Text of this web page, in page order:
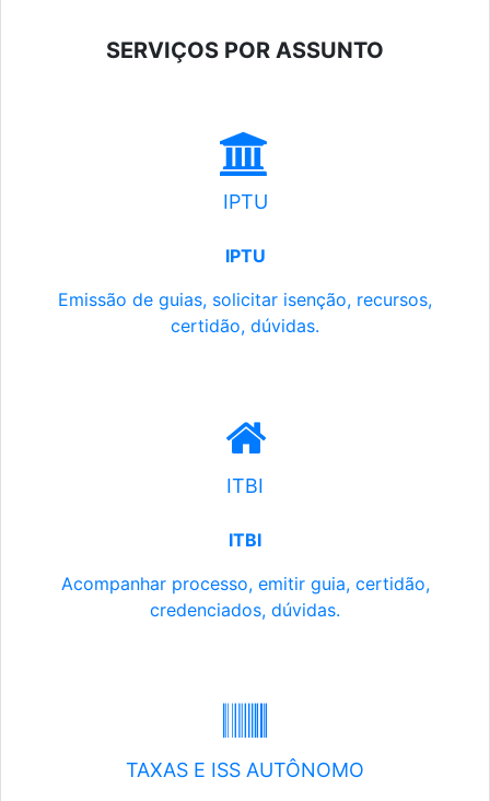
SERVIÇOS POR ASSUNTO
IPTU
IPTU
Emissão de guias, solicitar isenção, recursos,
certidão, dúvidas.
ITBI
ITBI
Acompanhar processo, emitir guia, certidão,
credenciados, dúvidas.
TAXAS E ISS AUTÔNOMO